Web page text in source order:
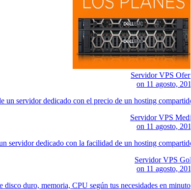
Servidor VPS
on 11 agosto,
un servidor dedicado con el precio de un hosting
Servidor VPS
on 11 agosto,
servidor dedicado con la facilidad de un hosting
Servidor VPS
on 11 agosto,
disco duro, memoria, CPU según tus necesidades en